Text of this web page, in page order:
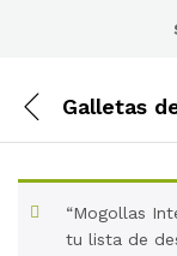
“Mogollas
tu lista de